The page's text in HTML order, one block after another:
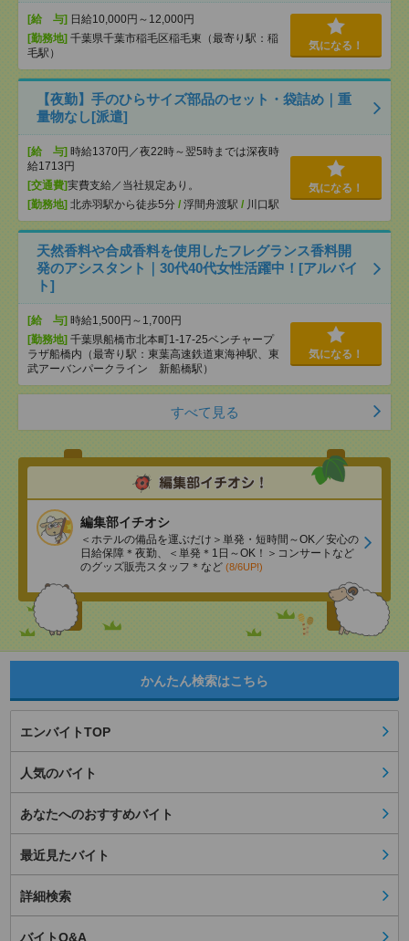
[給 与] 日給10,000円～12,000円
[勤務地] 千葉県千葉市稲毛区稲毛東（最寄り駅：稲
毛駅）
気になる！
【夜勤】手のひらサイズ部品のセット・袋詰め｜重
量物なし[派遣]
[給 与] 時給1370円／夜22時～翌5時までは深夜時
給1713円
[交通費]実費支給／当社規定あり。
[勤務地] 北赤羽駅から徒歩5分 / 浮間舟渡駅 / 川口駅
気になる！
天然香料や合成香料を使用したフレグランス香料開
発のアシスタント｜30代40代女性活躍中！[アルバイ
ト]
[給 与] 時給1,500円～1,700円
[勤務地] 千葉県船橋市北本町1-17-25ベンチャープ
ラザ船橋内（最寄り駅：東葉高速鉄道東海神駅、東
武アーバンパークライン 新船橋駅）
気になる！
すべて見る
編集部イチオシ
＜ホテルの備品を運ぶだけ＞単発・短時間～OK／安心の
日給保障＊夜勤、＜単発＊1日～OK！＞コンサートなど
のグッズ販売スタッフ＊など (8/6UP!)
かんたん検索はこちら
エンバイトTOP
人気のバイト
あなたへのおすすめバイト
最近見たバイト
詳細検索
バイトQ&A